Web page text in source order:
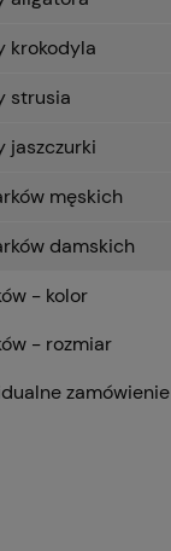
krokodyla
strusia
jaszczurki
męskich
damskich
- kolor
- rozmiar
zamówienie